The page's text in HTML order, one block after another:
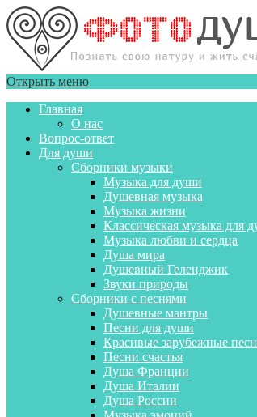
Открыть меню
Главная
О нас
Вопрос-ответ
Для души
Сборники музыки
Музыка для души
Душевная музыка
Музыка жизни
Классическая музыка для
Музыка любви и сердца
Душа мира
Душевный Геленджик
Звуки природы
Сборники с песнями
Душевные мантры
Песни для души
Красивые зарубежные
Песни счастья
Душа Франции
Душа Италии
Душа России